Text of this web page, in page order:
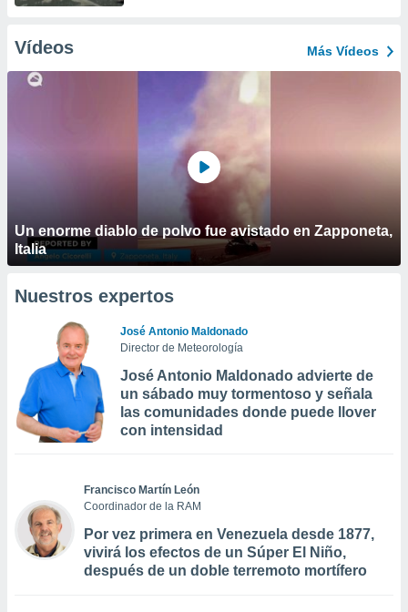
Vídeos Más Vídeos
Un enorme diablo de polvo fue avistado en Zapponeta,
Italia
Nuestros expertos
José Antonio Maldonado
Director de Meteorología
José Antonio Maldonado advierte de
un sábado muy tormentoso y señala
las comunidades donde puede llover
con intensidad
Francisco Martín León
Coordinador de la RAM
Por vez primera en Venezuela desde 1877,
vivirá los efectos de un Súper El Niño,
después de un doble terremoto mortífero